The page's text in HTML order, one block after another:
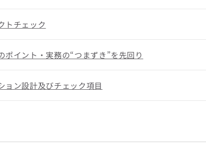
トチェック
ポイント・実務の“つまずき”を先回り
ョン設計及びチェック項目